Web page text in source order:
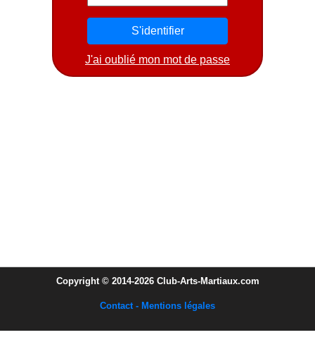
J'ai oublié mon mot de passe
Copyright © 2014-2026 Club-Arts-Martiaux.com
Contact - Mentions légales